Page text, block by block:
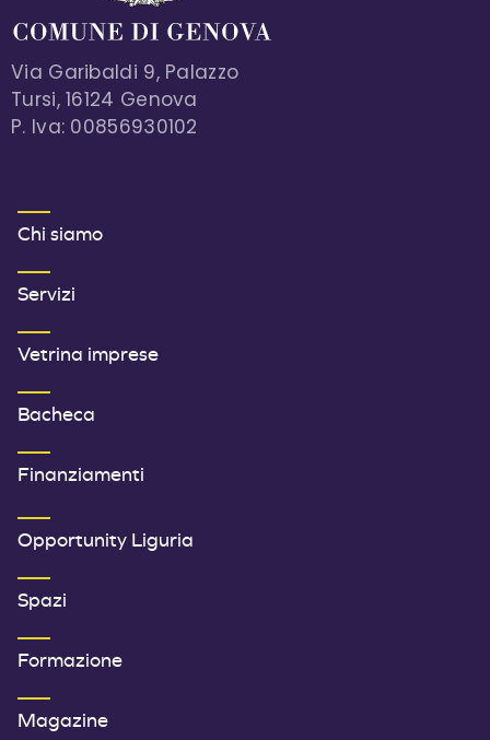
Via Garibaldi 9, Palazzo
Tursi, 16124 Genova
P. Iva: 00856930102
MENU FOOTER 1
Chi siamo
Servizi
Vetrina imprese
Bacheca
Finanziamenti
SECONDO MENU FOOTER
Opportunity Liguria
Spazi
Formazione
Magazine